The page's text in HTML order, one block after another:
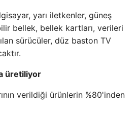
yarı iletkenler, güneş
bellek, bellek kartları, verileri
sürücüler, düz baston TV
üretiliyor
verildiği ürünlerin %80'inden